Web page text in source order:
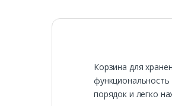
Корзина для
порядок и легко